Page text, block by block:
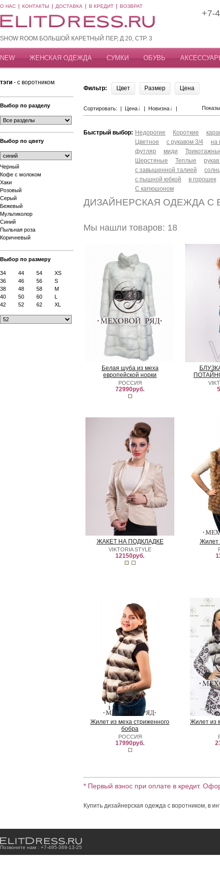
О НАС КОНТАКТЫ ДОСТАВКА В КРЕДИТ ВОЗВРАТ
SHOW ROOM БОЛЬШОЙ КАРЕТНЫЙ ПЕР, Д 20, СТР. 3
+7-
NEW ЖЕНСКАЯ ОДЕЖДА СУМКИ ОБУВЬ
тэги - с воротником
Выбор по разделу
Выбор по цвету
Черный
Кофе с молоком
Хаки
Розовый
Серый
Бежевый
Мультиколор
Синий
Пыльная роза
Коричневый
Выбор по размеру
34 44 54
XS
36
46 56
S
38
48 58
M
40
50 60
L
42
52 62 XL
Фильтр: Цвет Размер Цена
Сортировать: | Цена↓ | Новизна↓ |
Быстрый выбор: Недорогие Короткие
Цветное
с рукавом 3/4
на
футляр
миди
Шерстяные
Теплые
с завышенной талией
с пышной юбкой
в горошек
С капюшоном
ДИЗАЙНЕРСКАЯ ОДЕЖДА С
Мы нашли товаров: 18
Белая шуба из меха
европейской норки
РОССИЯ
72990руб.
ЖАКЕТ НА ПОДКЛАДКЕ
VIKTORIA STYLE
12150руб.
Жилет
Жилет из меха стриженного
бобра
РОССИЯ
17990руб.
Жилет из
* Первый взнос при оплате в кредит.
Купить дизайнерская одежда с воротником, в
Позвоните нам : +7-495-369-13-25